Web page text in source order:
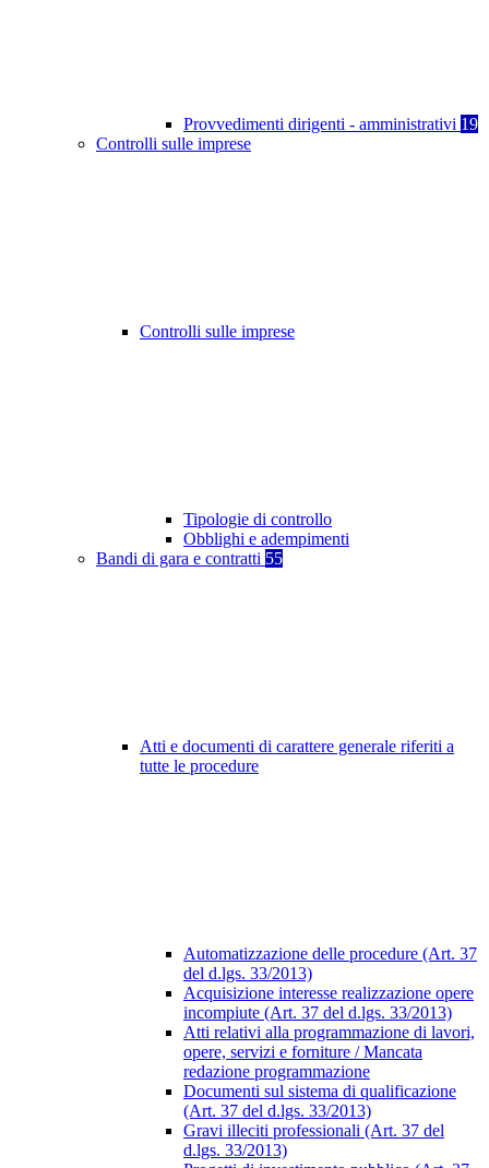
Provvedimenti dirigenti - amministrativi 19
Controlli sulle imprese
Controlli sulle imprese
Tipologie di controllo
Obblighi e adempimenti
Bandi di gara e contratti 55
Atti e documenti di carattere generale riferiti a
tutte le procedure
Automatizzazione delle procedure (Art. 37
del d.lgs. 33/2013)
Acquisizione interesse realizzazione opere
incompiute (Art. 37 del d.lgs. 33/2013)
Atti relativi alla programmazione di lavori,
opere, servizi e forniture / Mancata
redazione programmazione
Documenti sul sistema di qualificazione
(Art. 37 del d.lgs. 33/2013)
Gravi illeciti professionali (Art. 37 del
d.lgs. 33/2013)